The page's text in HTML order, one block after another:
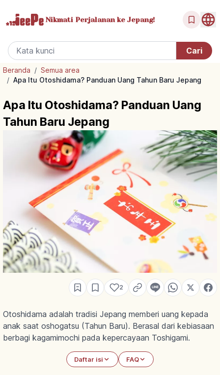
Nikmati Perjalanan ke Jepang!
Beranda / Semua area
/ Apa Itu Otoshidama? Panduan Uang Tahun Baru Jepang
Apa Itu Otoshidama? Panduan Uang
Tahun Baru Jepang
2
Otoshidama adalah tradisi Jepang memberi uang kepada
anak saat oshogatsu (Tahun Baru). Berasal dari kebiasaan
berbagi kagamimochi pada kepercayaan Toshigami.
Daftar isi FAQ